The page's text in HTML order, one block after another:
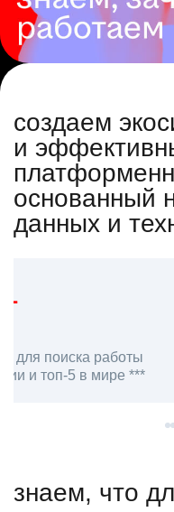
создаем
и
основанный
данных и
средняя оценка
знаем, что